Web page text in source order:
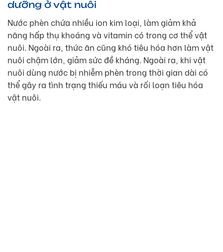
dưỡng ở vật nuôi
Nước phèn chứa nhiều ion kim loại, làm giảm khả
năng hấp thụ khoáng và vitamin có trong cơ thể vật
nuôi. Ngoài ra, thức ăn cũng khó tiêu hóa hơn làm vật
nuôi chậm lớn, giảm sức đề kháng. Ngoài ra, khi vật
nuôi dùng nước bị nhiễm phèn trong thời gian dài có
thể gây ra tình trạng thiếu máu và rối loạn tiêu hóa
vật nuôi.